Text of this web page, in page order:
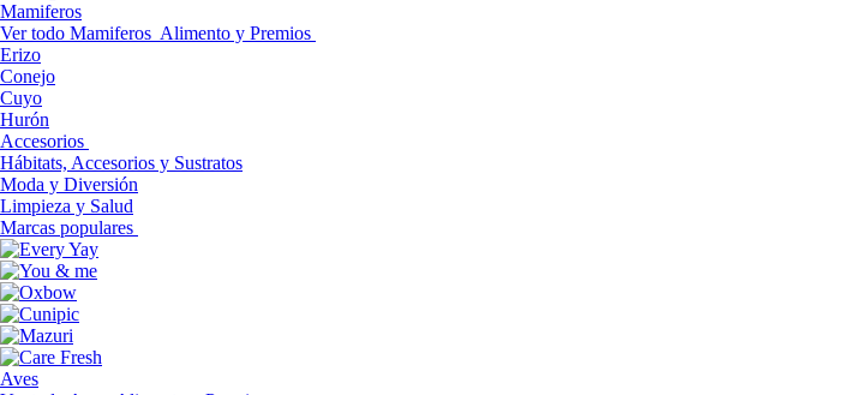
Mamiferos
Ver todo Mamiferos Alimento y Premios
Erizo
Conejo
Cuyo
Hurón
Accesorios
Hábitats, Accesorios y Sustratos
Moda y Diversión
Limpieza y Salud
Marcas populares
Aves